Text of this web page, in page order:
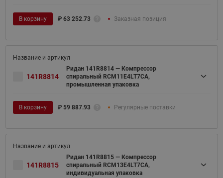
В корзину ₽ 63 252.73 Заказная позиция
141R8814
Ридан 141R8814 — Компрессор
спиральный RCM11E4LT7CA,
промышленная упаковка
В корзину ₽ 59 887.93 Регулярные поставки
141R8815
Ридан 141R8815 — Компрессор
спиральный RCM13E4LT7CA,
индивидуальная упаковка